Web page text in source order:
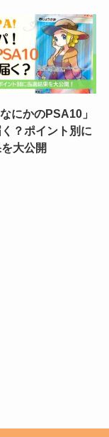
にかのPSA10」
？ポイント別に
大公開